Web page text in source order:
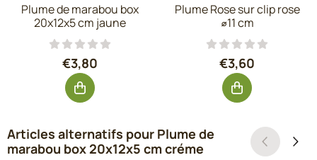
Plume de marabou box
20x12x5 cm jaune
Prix: 3,80, hors TVA : 3,14
€3,80
Plume Rose sur clip rose
⌀11 cm
Prix: 3,60, hors
€3,60
Articles alternatifs pour Plume de
marabou box 20x12x5 cm créme